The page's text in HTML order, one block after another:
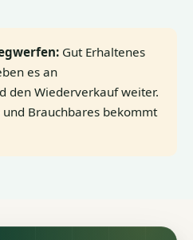
Gut Erhaltenes
es an
den Wiederverkauf weiter.
und Brauchbares bekommt